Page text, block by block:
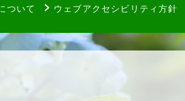
ついて ウェブアクセシビリティ方針